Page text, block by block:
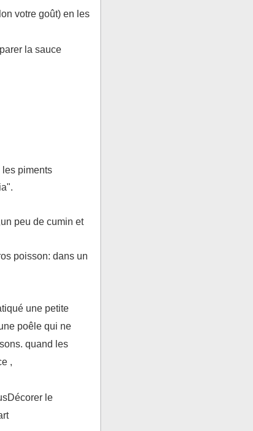
votre goût) en les
la sauce
les piments
peu de cumin et
poisson: dans un
une petite
poêle qui ne
quand les
,
le